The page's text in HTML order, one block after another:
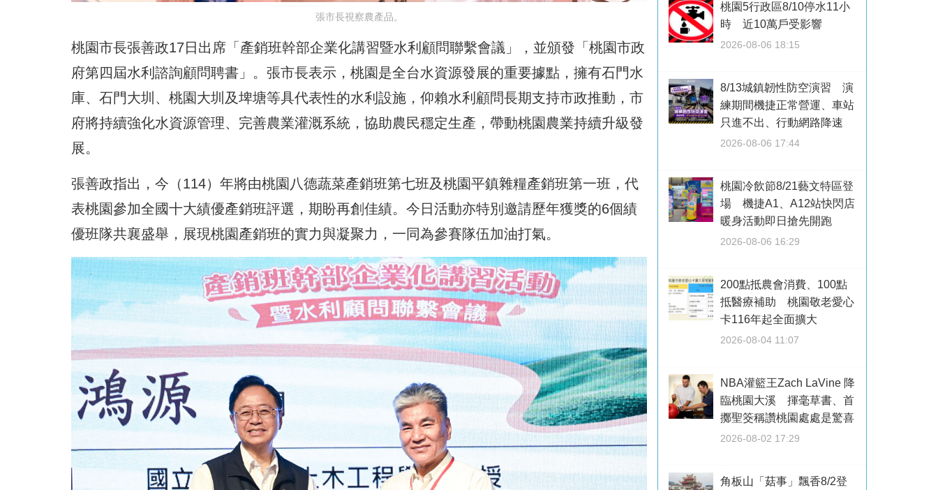
張市長視察農產品。
桃園市長張善政17日出席「產銷班幹部企業化講習暨水利顧問聯繫會議」，並頒發「桃園市政
府第四屆水利諮詢顧問聘書」。張市長表示，桃園是全台水資源發展的重要據點，擁有石門水
庫、石門大圳、桃園大圳及埤塘等具代表性的水利設施，仰賴水利顧問長期支持市政推動，市
府將持續強化水資源管理、完善農業灌溉系統，協助農民穩定生產，帶動桃園農業持續升級發
展。
張善政指出，今（114）年將由桃園八德蔬菜產銷班第七班及桃園平鎮雜糧產銷班第一班，代
表桃園參加全國十大績優產銷班評選，期盼再創佳績。今日活動亦特別邀請歷年獲獎的6個績
優班隊共襄盛舉，展現桃園產銷班的實力與凝聚力，一同為參賽隊伍加油打氣。
桃園5行政區8/10停水11小
時 近10萬戶受影響
2026-08-06 18:15
8/13城鎮韌性防空演習 演
練期間機捷正常營運、車站
只進不出、行動網路降速
2026-08-06 17:44
桃園冷飲節8/21藝文特區登
場 機捷A1、A12站快閃店
暖身活動即日搶先開跑
2026-08-06 16:29
200點抵農會消費、100點
抵醫療補助 桃園敬老愛心
卡116年起全面擴大
2026-08-04 11:07
NBA灌籃王Zach LaVine 降
臨桃園大溪 揮毫草書、首
擲聖筊稱讚桃園處處是驚喜
2026-08-02 17:29
角板山「菇事」飄香8/2登